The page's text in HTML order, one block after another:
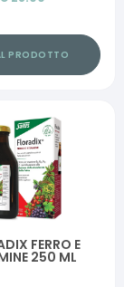
PRODOTTO
FERRO E
250 ML